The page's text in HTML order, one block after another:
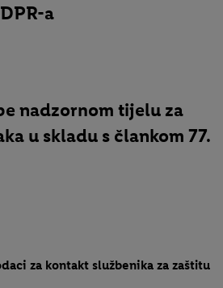
a
nadzornom tijelu za
u skladu s člankom 77.
za kontakt službenika za zaštitu